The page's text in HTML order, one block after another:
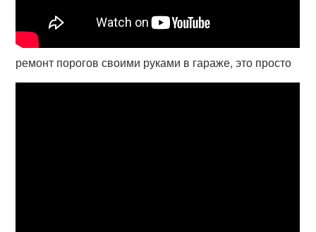
ремонт порогов своими руками в гараже, это просто